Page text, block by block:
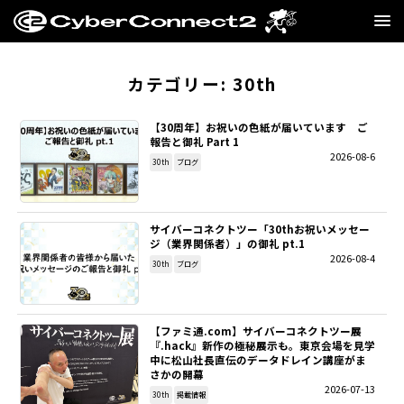
MANGA・NOVEL
FILM
CC2STORE
COMPANY
RECRUIT
SNS
カテゴリー: 30th
【30周年】お祝いの色紙が届いています ​ご
報告と御礼 Part 1
2026-08-6
30th ブログ
サイバーコネクトツー「30thお祝いメッセー
ジ（業界関係者）」の御礼 pt.1
2026-08-4
30th ブログ
【ファミ通.com】サイバーコネクトツー展
『.hack』新作の極秘展示も。東京会場を見学
中に松山社長直伝のデータドレイン講座がま
さかの開幕
2026-07-13
30th 掲載情報